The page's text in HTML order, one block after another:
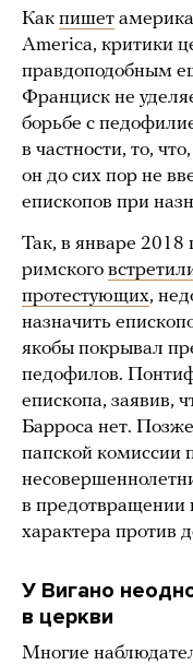
Как пишет
America, критики
правдоподобным
Франциск не
борьбе с
в частности, то,
он до сих пор не
епископов при
Так, в январе 2018
римского
протестующих,
назначить
якобы покрывал
педофилов.
епископа, заявив,
Барроса нет.
папской комиссии
в предотвращении
характера против
У Вигано
в церкви
Многие